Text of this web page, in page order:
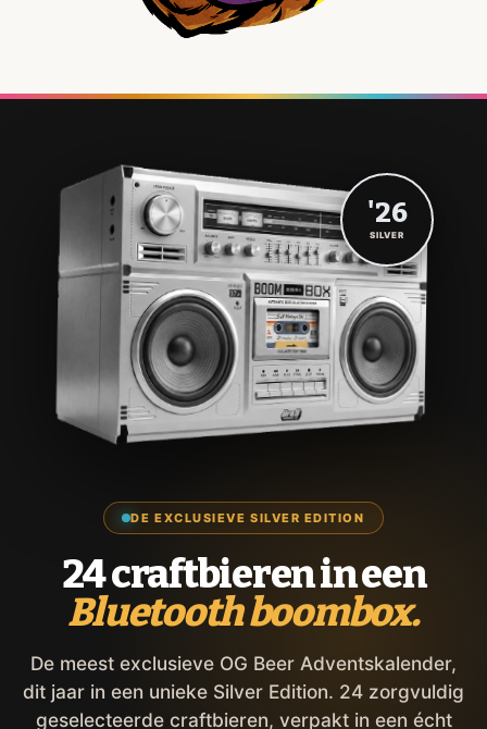
DE EXCLUSIEVE SILVER EDITION
24 craftbieren in een
Bluetooth boombox.
De meest exclusieve OG Beer Adventskalender,
dit jaar in een unieke Silver Edition. 24 zorgvuldig
geselecteerde craftbieren, verpakt in een écht
'26
SILVER